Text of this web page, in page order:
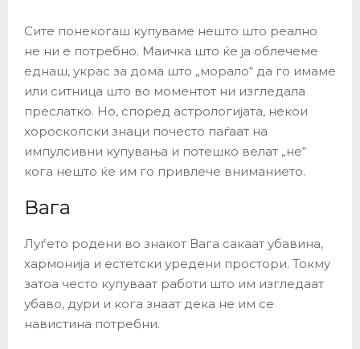
Сите понекогаш купуваме нешто што реално
не ни е потребно. Маичка што ќе ја облечеме
еднаш, украс за дома што „морало“ да го имаме
или ситница што во моментот ни изгледала
преслатко. Но, според астрологијата, некои
хороскопски знаци почесто паѓаат на
импулсивни купувања и потешко велат „не“
кога нешто ќе им го привлече вниманието.
Вага
Луѓето родени во знакот Вага сакаат убавина,
хармонија и естетски уредени простори. Токму
затоа често купуваат работи што им изгледаат
убаво, дури и кога знаат дека не им се
навистина потребни.